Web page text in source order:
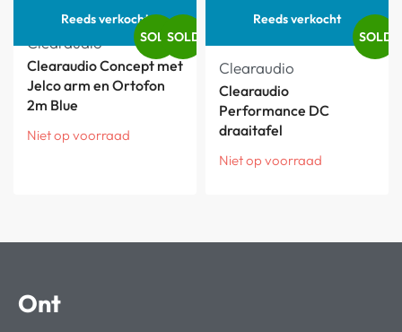
Reeds verkocht
SOLDSOLD
Clearaudio
Clearaudio Concept met
Jelco arm en Ortofon
2m Blue
Niet op voorraad
Reeds verkocht
SOLD
Clearaudio
Clearaudio
Performance DC
draaitafel
Niet op voorraad
Ont